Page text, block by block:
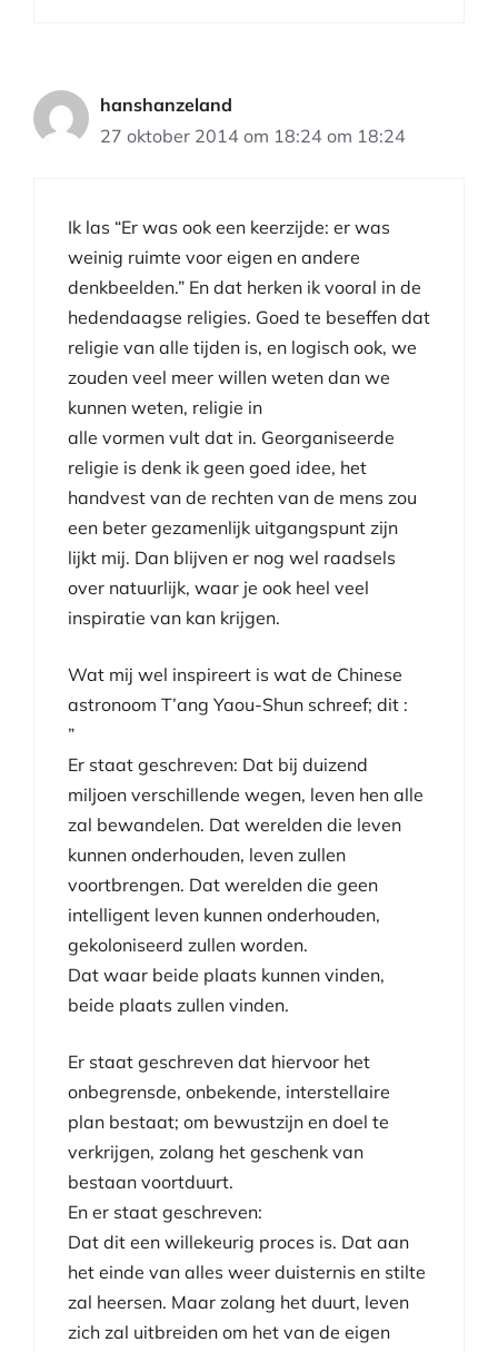
hanshanzeland
27 oktober 2014 om 18:24 om 18:24
Ik las “Er was ook een keerzijde: er was
weinig ruimte voor eigen en andere
denkbeelden.” En dat herken ik vooral in de
hedendaagse religies. Goed te beseffen dat
religie van alle tijden is, en logisch ook, we
zouden veel meer willen weten dan we
kunnen weten, religie in
alle vormen vult dat in. Georganiseerde
religie is denk ik geen goed idee, het
handvest van de rechten van de mens zou
een beter gezamenlijk uitgangspunt zijn
lijkt mij. Dan blijven er nog wel raadsels
over natuurlijk, waar je ook heel veel
inspiratie van kan krijgen.
Wat mij wel inspireert is wat de Chinese
astronoom T’ang Yaou-Shun schreef; dit :
”
Er staat geschreven: Dat bij duizend
miljoen verschillende wegen, leven hen alle
zal bewandelen. Dat werelden die leven
kunnen onderhouden, leven zullen
voortbrengen. Dat werelden die geen
intelligent leven kunnen onderhouden,
gekoloniseerd zullen worden.
Dat waar beide plaats kunnen vinden,
beide plaats zullen vinden.
Er staat geschreven dat hiervoor het
onbegrensde, onbekende, interstellaire
plan bestaat; om bewustzijn en doel te
verkrijgen, zolang het geschenk van
bestaan voortduurt.
En er staat geschreven:
Dat dit een willekeurig proces is. Dat aan
het einde van alles weer duisternis en stilte
zal heersen. Maar zolang het duurt, leven
zich zal uitbreiden om het van de eigen